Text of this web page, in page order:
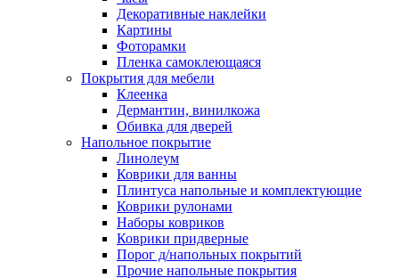
Декоративные наклейки
Картины
Фоторамки
Пленка самоклеющаяся
Покрытия для мебели
Клеенка
Дермантин, винилкожа
Обивка для дверей
Напольное покрытие
Линолеум
Коврики для ванны
Плинтуса напольные и комплектующие
Коврики рулонами
Наборы ковриков
Коврики придверные
Порог д/напольных покрытий
Прочие напольные покрытия